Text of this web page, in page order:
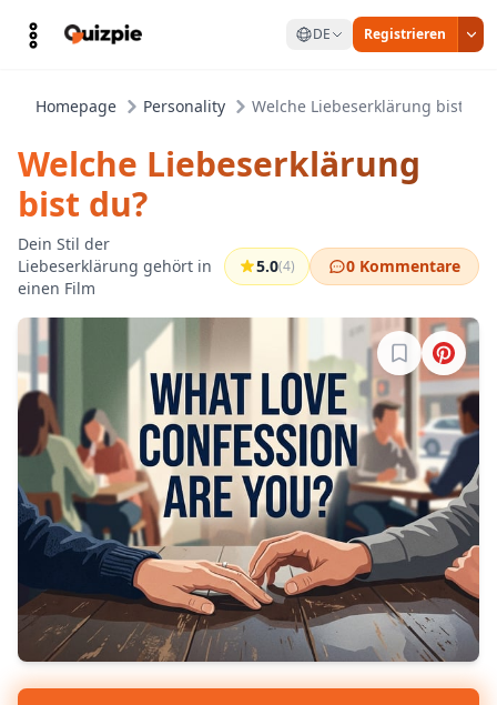
DE Registrieren
Homepage Personality Welche Liebeserklärung bist du?
Welche Liebeserklärung
bist du?
Dein Stil der
Liebeserklärung gehört in
einen Film
5.0(4) 0 Kommentare
Melde dich